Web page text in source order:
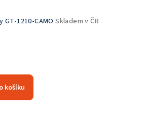
GT-1210-CAMOSkladem v ČR
košíku